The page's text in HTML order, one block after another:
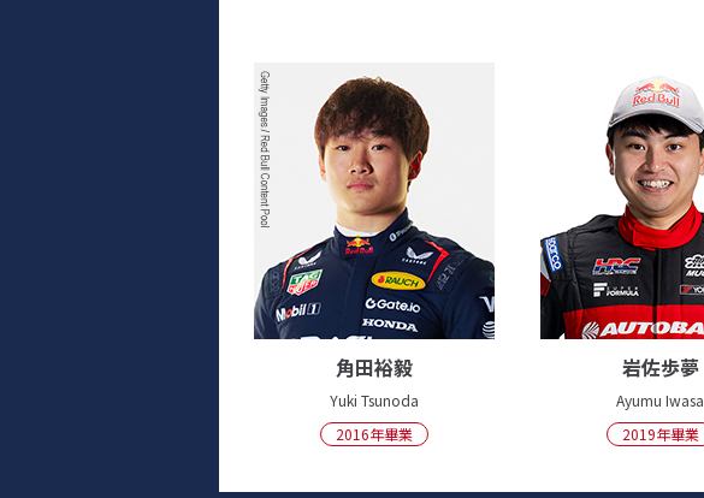
角田裕毅
Yuki Tsunoda
2016年畢業
岩佐歩夢
Ayumu Iwasa
2019年畢業